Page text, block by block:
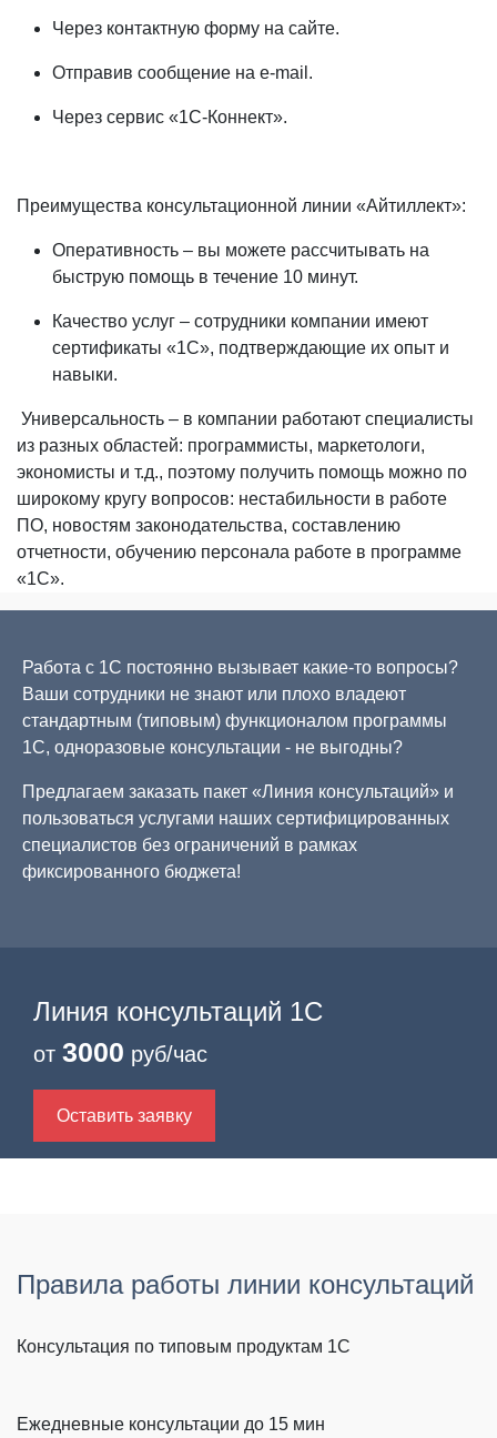
Через контактную форму на сайте.
Отправив сообщение на e-mail.
Через сервис «1С-Коннект».
Преимущества консультационной линии «Айтиллект»:
Оперативность – вы можете рассчитывать на
быструю помощь в течение 10 минут.
Качество услуг – сотрудники компании имеют
сертификаты «1С», подтверждающие их опыт и
навыки.
Универсальность – в компании работают специалисты
из разных областей: программисты, маркетологи,
экономисты и т.д., поэтому получить помощь можно по
широкому кругу вопросов: нестабильности в работе
ПО, новостям законодательства, составлению
отчетности, обучению персонала работе в программе
«1С».
Работа с 1С постоянно вызывает какие-то вопросы?
Ваши сотрудники не знают или плохо владеют
стандартным (типовым) функционалом программы
1С, одноразовые консультации - не выгодны?
Предлагаем заказать пакет «Линия консультаций» и
пользоваться услугами наших сертифицированных
специалистов без ограничений в рамках
фиксированного бюджета!
Линия консультаций 1С
от 3000 руб/час
Оставить заявку
Правила работы линии консультаций
Консультация по типовым продуктам 1С
Ежедневные консультации до 15 мин